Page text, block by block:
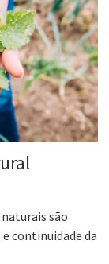
são
continuidade da